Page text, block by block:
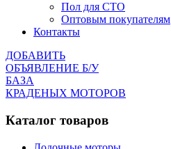
Пол для СТО
Оптовым покупателям
Контакты
ДОБАВИТЬ
ОБЪЯВЛЕНИЕ Б/У
БАЗА
КРАДЕНЫХ МОТОРОВ
Каталог товаров